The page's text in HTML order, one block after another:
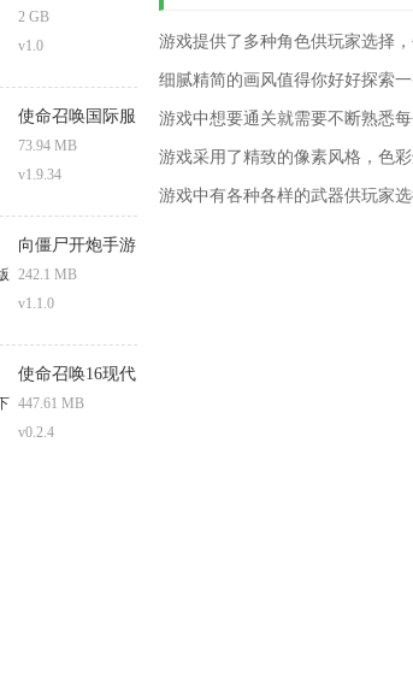
载
2 GB
v1.0
使命召唤国际服
手游
73.94 MB
v1.9.34
向僵尸开炮手游
无限钻石版
242.1 MB
v1.1.0
使命召唤16现代
战争手游下载
447.61 MB
v0.2.4
游戏提供了多种角色供玩家选择
细腻精简的画风值得你好好探索
游戏中想要通关就需要不断熟悉
游戏采用了精致的像素风格，色
游戏中有各种各样的武器供玩家